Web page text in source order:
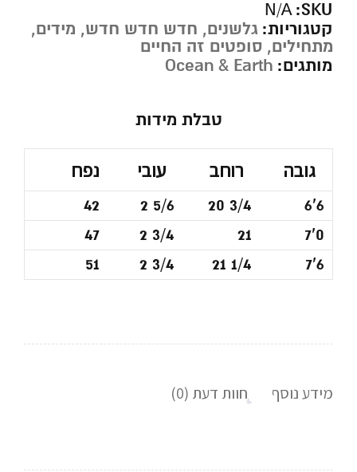
SKU:
N/A
קטגוריות: גלשנים, חדש חדש חדש, מידים,
מתחילים, סופטים זה החיים
מותגים: Ocean & Earth
טבלת מידות
גובה רוחב עובי נפח
6'6
20 3/4
2 5/6
42
7'0
21
2 3/4
47
7'6
21 1/4
2 3/4
51
מידע נוסף חוות דעת (0)